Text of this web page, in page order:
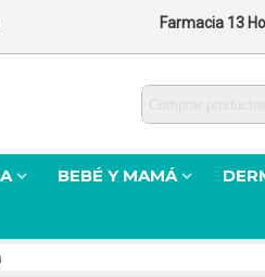
Farmacia 13
BEBÉ Y MAMÁ